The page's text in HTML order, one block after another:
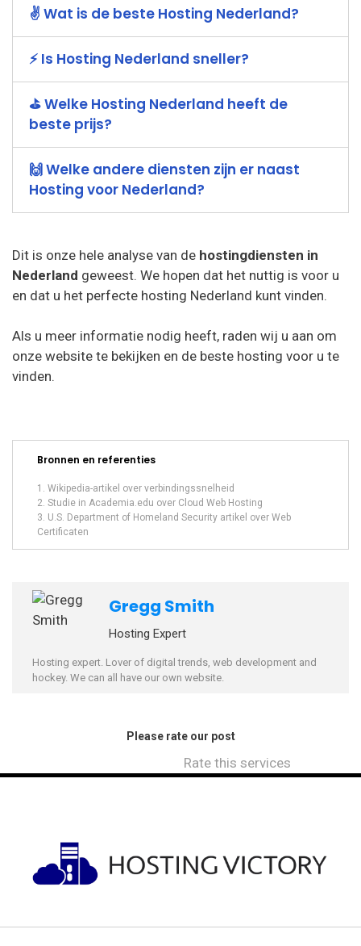
✌️ Wat is de beste Hosting Nederland?
⚡ Is Hosting Nederland sneller?
️⛳️ Welke Hosting Nederland heeft de
beste prijs?
🙌 Welke andere diensten zijn er naast
Hosting voor Nederland?
Dit is onze hele analyse van de hostingdiensten in
Nederland geweest. We hopen dat het nuttig is voor u
en dat u het perfecte hosting Nederland kunt vinden.
Als u meer informatie nodig heeft, raden wij u aan om
onze website te bekijken en de beste hosting voor u te
vinden.
Bronnen en referenties
Wikipedia-artikel over verbindingssnelheid
Studie in Academia.edu over Cloud Web Hosting
U.S. Department of Homeland Security artikel over Web
Certificaten
Gregg Smith
Hosting Expert
Hosting expert. Lover of digital trends, web development and
hockey. We can all have our own website.
Rate this services
Please rate our post